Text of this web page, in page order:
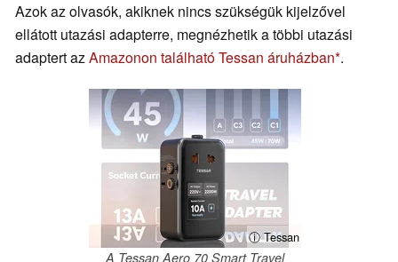
Azok az olvasók, akiknek nincs szükségük kijelzővel
ellátott utazási adapterre, megnézhetik a többi utazási
adaptert azAmazonon található Tessan áruházban .
ⓘ Tessan
A Tessan Aero 70 Smart Travel